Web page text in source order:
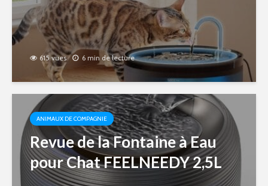
615 vues 6 min de lecture
ANIMAUX DE COMPAGNIE
Revue de la Fontaine à Eau
pour Chat FEELNEEDY 2,5L